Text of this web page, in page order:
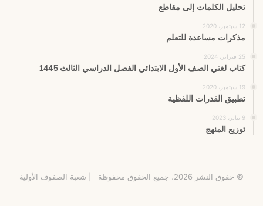
تحليل الكلمات إلى مقاطع
12 سبتمبر، 2020
مذكرات مساعدة للتعلم
25 فبراير، 2024
كتاب لغتي الصف الأول الابتدائي الفصل الدراسي الثالث 1445
19 سبتمبر، 2020
تطبيق القدرات اللفظية
9 يناير، 2023
توزيع المنهج
© حقوق النشر 2026، جميع الحقوق محفوظة | شعبة الصفوف الأولية